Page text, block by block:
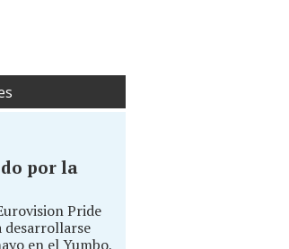
por la
Pride
desarrollarse
en el Yumbo,